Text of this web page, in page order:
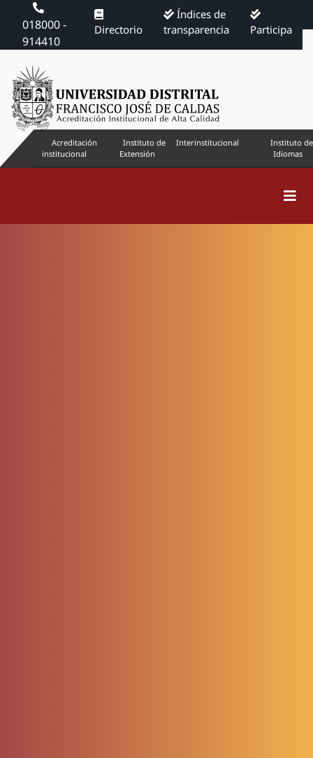
018000 -
914410
Directorio
Índices de
transparencia
Participa
Acreditación
institucional
Instituto de
Extensión
Interinstitucional
Instituto de
Idiomas